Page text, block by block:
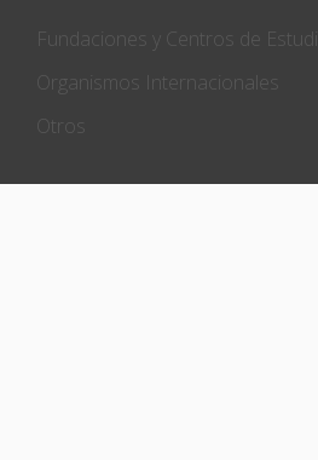
Fundaciones y Centros de Estudio
Organismos Internacionales
Otros